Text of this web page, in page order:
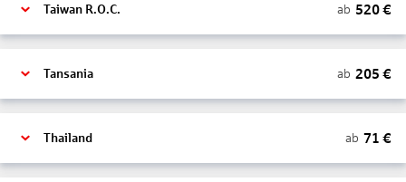
Taiwan R.O.C. ab 520€
Tansania ab 205 €
Thailand ab 71 €